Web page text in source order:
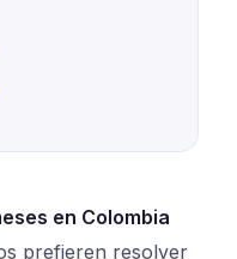
en Colombia
prefieren resolver